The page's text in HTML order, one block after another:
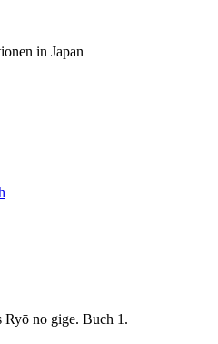
in Japan
Ryō no gige. Buch 1.